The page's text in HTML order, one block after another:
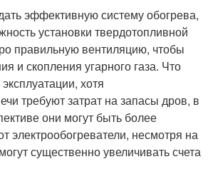
эффективную систему обогрева,
установки твердотопливной
правильную вентиляцию, чтобы
и скопления угарного газа. Что
хотя
требуют затрат на запасы дров, в
они могут быть более
электрообогреватели, несмотря на
существенно увеличивать счета